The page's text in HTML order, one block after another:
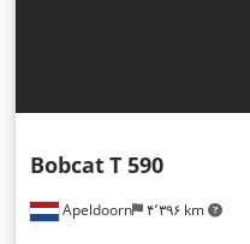
Apeldoorn ۴٬۳۹۶ km
BobcatT 590